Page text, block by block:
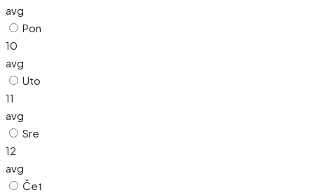
avg
Pon
10
avg
Uto
11
avg
Sre
12
avg
Čet